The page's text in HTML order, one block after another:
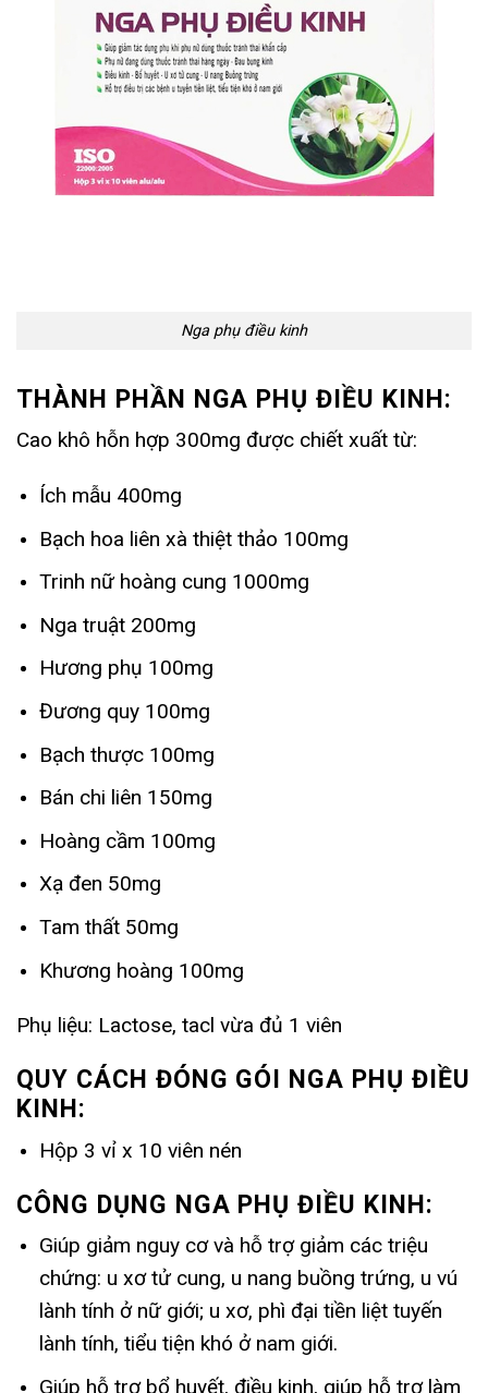
Nga phụ điều kinh
THÀNH PHẦN NGA PHỤ ĐIỀU KINH:
Cao khô hỗn hợp 300mg được chiết xuất từ:
Ích mẫu 400mg
Bạch hoa liên xà thiệt thảo 100mg
Trinh nữ hoàng cung 1000mg
Nga truật 200mg
Hương phụ 100mg
Đương quy 100mg
Bạch thược 100mg
Bán chi liên 150mg
Hoàng cầm 100mg
Xạ đen 50mg
Tam thất 50mg
Khương hoàng 100mg
Phụ liệu: Lactose, tacl vừa đủ 1 viên
QUY CÁCH ĐÓNG GÓI NGA PHỤ ĐIỀU
KINH:
Hộp 3 vỉ x 10 viên nén
CÔNG DỤNG NGA PHỤ ĐIỀU KINH:
Giúp giảm nguy cơ và hỗ trợ giảm các triệu
chứng: u xơ tử cung, u nang buồng trứng, u vú
lành tính ở nữ giới; u xơ, phì đại tiền liệt tuyến
lành tính, tiểu tiện khó ở nam giới.
Giúp hỗ trợ bổ huyết, điều kinh, giúp hỗ trợ làm